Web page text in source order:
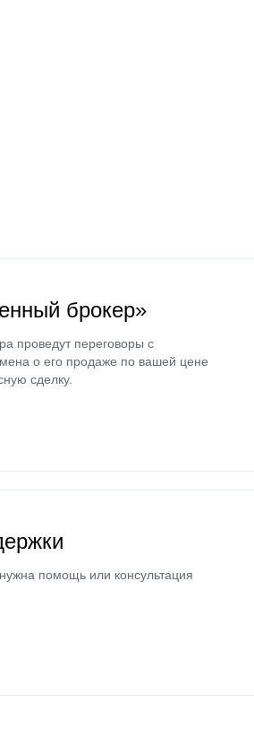
брокер»
проведут переговоры с
о его продаже по вашей цене
сделку.
помощь или консультация